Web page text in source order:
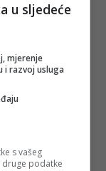
iFacebook
u sljedeće
mjerenje
i razvoj usluga
s vašeg
druge podatke